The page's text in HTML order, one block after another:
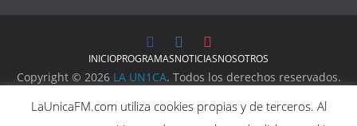
INICIOPROGRAMASNOTICIASNOSOTROS
Copyright © 2026 LA UN1CA. Todos los derechos reservados.
Política de Privacidad
LaUnicaFM.com utiliza cookies propias y de terceros. Al